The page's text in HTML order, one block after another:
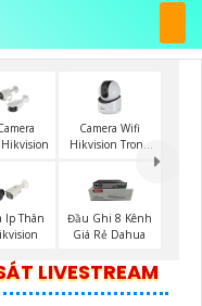
Camera Wifi
Hikvision Trong
Ip Thân
Đầu Ghi 8 Kênh
Giá Rẻ Dahua
LIVESTREAM